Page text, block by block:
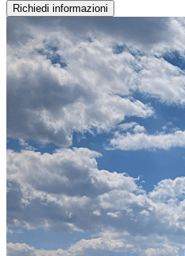
Richiedi informazioni